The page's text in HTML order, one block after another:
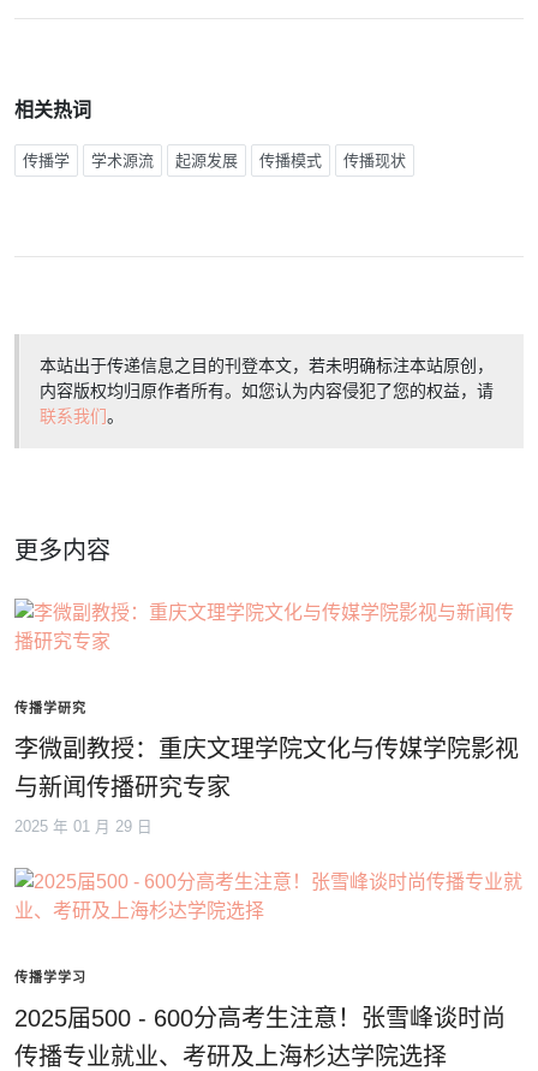
相关热词
传播学 学术源流 起源发展 传播模式 传播现状
本站出于传递信息之目的刊登本文，若未明确标注本站原创，
内容版权均归原作者所有。如您认为内容侵犯了您的权益，请
联系我们。
更多内容
传播学研究
李微副教授：重庆文理学院文化与传媒学院影视
与新闻传播研究专家
2025 年 01 月 29 日
传播学学习
2025届500 - 600分高考生注意！张雪峰谈时尚
传播专业就业、考研及上海杉达学院选择